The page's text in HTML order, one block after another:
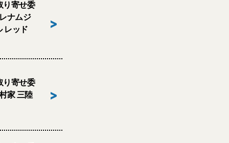
り寄せ委
ナムジ
レッド
>
り寄せ委
家 三陸
>